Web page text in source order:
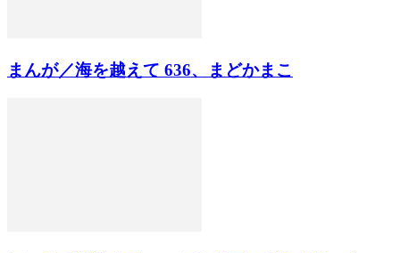
まんが／海を越えて 636、まどかまこ